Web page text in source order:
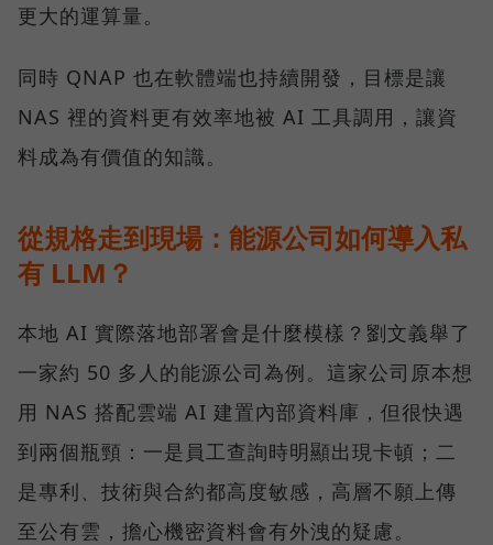
更大的運算量。
同時 QNAP 也在軟體端也持續開發，目標是讓
NAS 裡的資料更有效率地被 AI 工具調用，讓資
料成為有價值的知識。
從規格走到現場：能源公司如何導入私
有 LLM？
本地 AI 實際落地部署會是什麼模樣？劉文義舉了
一家約 50 多人的能源公司為例。這家公司原本想
用 NAS 搭配雲端 AI 建置內部資料庫，但很快遇
到兩個瓶頸：一是員工查詢時明顯出現卡頓；二
是專利、技術與合約都高度敏感，高層不願上傳
至公有雲，擔心機密資料會有外洩的疑慮。